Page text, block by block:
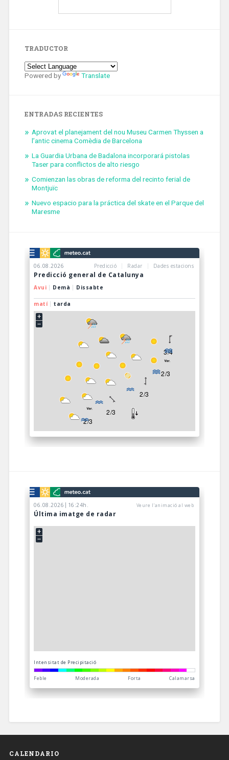
TRADUCTOR
Powered by Translate
ENTRADAS RECIENTES
Aprovat el planejament del nou Museu Carmen Thyssen a
l’antic cinema Comèdia de Barcelona
La Guardia Urbana de Badalona incorporará pistolas
Taser para conflictos de alto riesgo
Comienzan las obras de reforma del recinto ferial de
Montjuïc
Nuevo espacio para la práctica del skate en el Parque del
Maresme
CALENDARIO